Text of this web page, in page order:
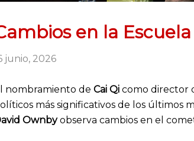
en la
junio, 2026
nombramiento de Cai Qi como director
más significativos de los últimos
Ownbyobserva cambios en el